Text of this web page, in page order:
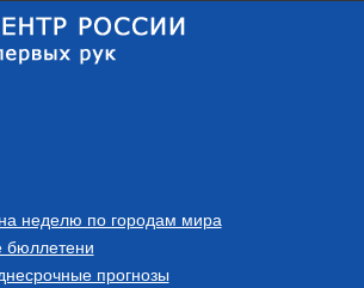
неделю по городам мира
бюллетени
прогнозы